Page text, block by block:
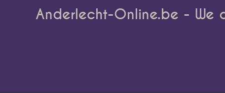
Anderlecht-Online.be - We